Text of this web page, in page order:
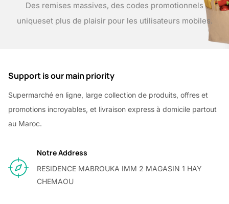
Des remises massives, des codes promotionnels
uniqueset plus de plaisir pour les utilisateurs mobiles.
Support is our main priority
Supermarché en ligne, large collection de produits, offres et
promotions incroyables, et livraison express à domicile partout
au Maroc.
Notre Address
RESIDENCE MABROUKA IMM 2 MAGASIN 1 HAY
CHEMAOU